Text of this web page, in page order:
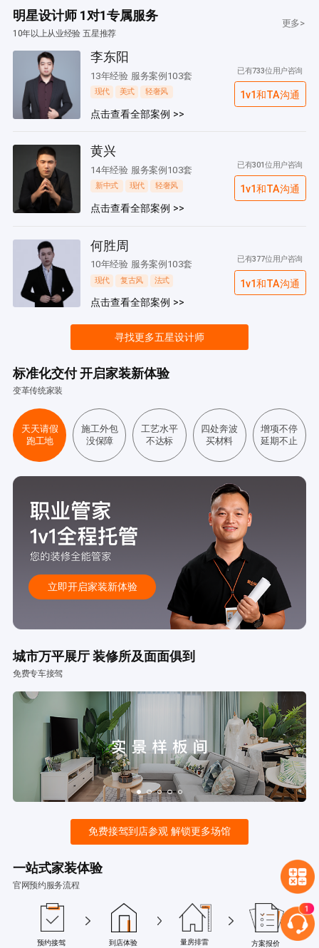
明星设计师 1对1专属服务
10年以上从业经验 五星推荐
更多>
李东阳
13年经验 服务案例103套
现代 美式 轻奢风
点击查看全部案例 >>
已有733位用户咨询
1v1和TA沟通
黄兴
14年经验 服务案例103套
新中式 现代 轻奢风
点击查看全部案例 >>
已有301位用户咨询
1v1和TA沟通
何胜周
10年经验 服务案例103套
现代 复古风 法式
点击查看全部案例 >>
已有377位用户咨询
1v1和TA沟通
寻找更多五星设计师
标准化交付 开启家装新体验
变革传统家装
天天请假
跑工地
施工外包
没保障
工艺水平
不达标
四处奔波
买材料
增项不停
延期不止
立即开启家装新体验
城市万平展厅 装修所及面面俱到
免费专车接驾
免费接驾到店参观 解锁更多场馆
一站式家装体验
官网预约服务流程
预约接驾 到店体验 量房排雷 方案报价